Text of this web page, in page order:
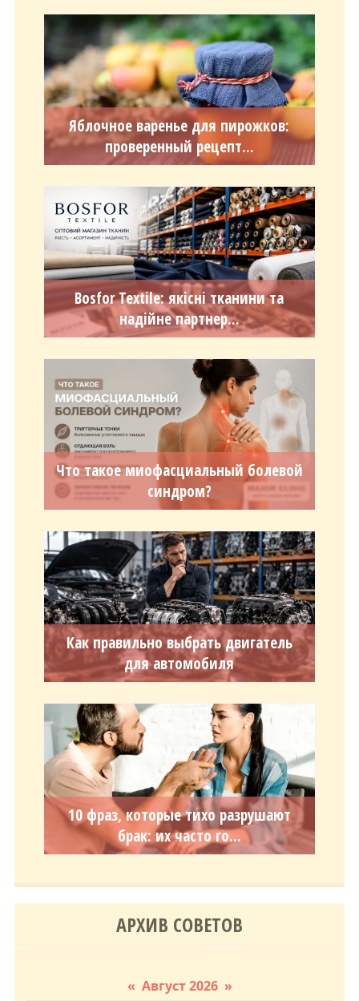
Яблочное варенье для пирожков:
проверенный рецепт...
Bosfor Textile: якісні тканини та
надійне партнер...
Что такое миофасциальный болевой
синдром?
Как правильно выбрать двигатель
для автомобиля
10 фраз, которые тихо разрушают
брак: их часто го...
АРХИВ СОВЕТОВ
« Август 2026 »